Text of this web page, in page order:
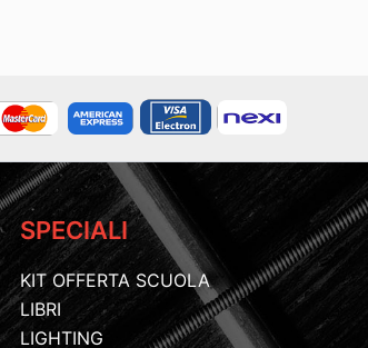
SPECIALI
KIT OFFERTA SCUOLA
LIBRI
LIGHTING